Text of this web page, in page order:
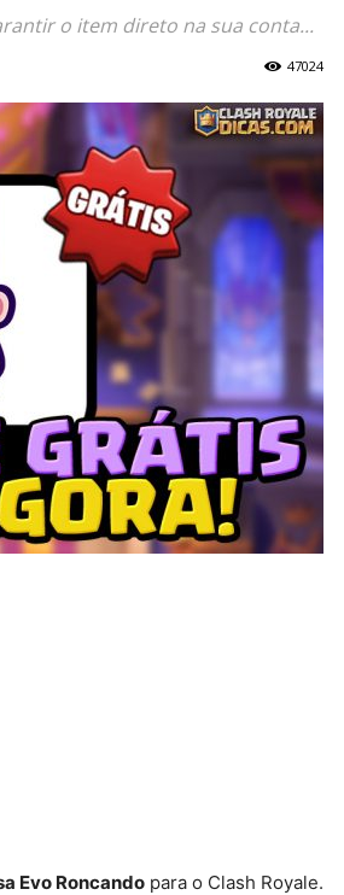
o item direto na sua conta...
47024
Evo Roncando para o Clash Royale.